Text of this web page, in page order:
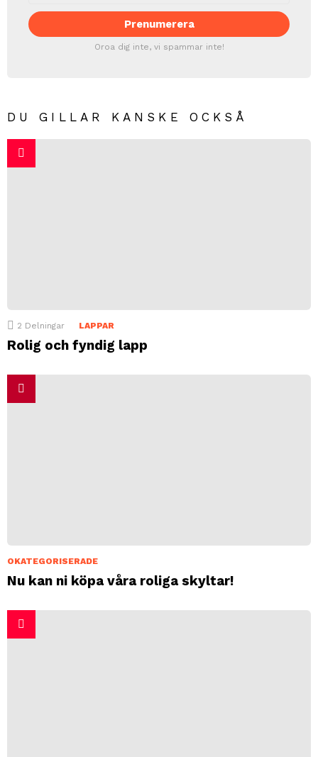
Oroa dig inte, vi spammar inte!
DU GILLAR KANSKE OCKSÅ
2 Delningar LAPPAR
Rolig och fyndig lapp
OKATEGORISERADE
Nu kan ni köpa våra roliga skyltar!